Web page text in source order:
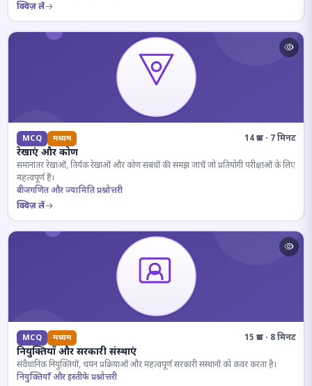
क्विज़ लें
MCQ मध्यम 14 प्रश्न · 7 मिनट
रेखाएं और कोण
समानांतर रेखाओं, तिर्यक रेखाओं और कोण संबंधों की समझ जांचें जो प्रतियोगी परीक्षाओं के लिए
महत्वपूर्ण हैं।
बीजगणित और ज्यामिति प्रश्नोत्तरी
क्विज़ लें
MCQ मध्यम 15 प्रश्न · 8 मिनट
नियुक्तियाँ और सरकारी संस्थाएं
संवैधानिक नियुक्तियों, चयन प्रक्रियाओं और महत्वपूर्ण सरकारी संस्थानों को कवर करता है।
नियुक्तियाँ और इस्तीफे प्रश्नोत्तरी